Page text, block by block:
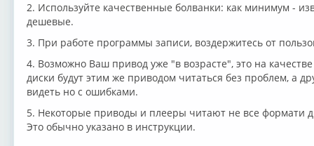
2. Используйте качественные болванки: как минимум -
дешевые.
3. При работе программы записи, воздержитесь от
4. Возможно Ваш привод уже "в возрасте", это на
диски будут этим же приводом читаться без проблем, а
видеть но с ошибками.
5. Некоторые приводы и плееры читают не все формати
Это обычно указано в инструкции.